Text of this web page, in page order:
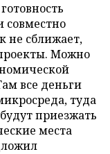
совместно
не сближает,
Можно
все деньги
туда
приезжать
места